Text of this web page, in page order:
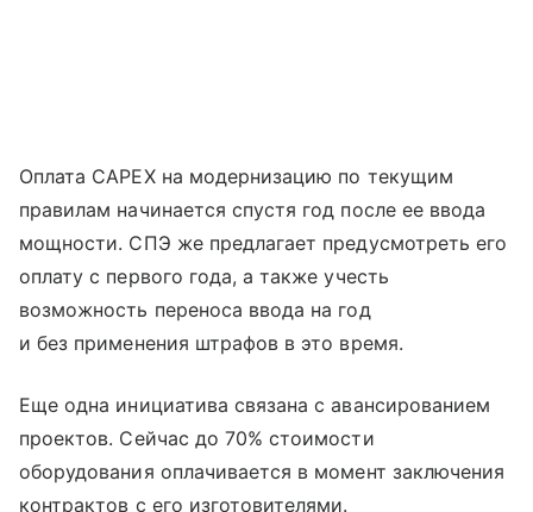
Оплата CAPEX на модернизацию по текущим
правилам начинается спустя год после ее ввода
мощности. СПЭ же предлагает предусмотреть его
оплату с первого года, а также учесть
возможность переноса ввода на год
и без применения штрафов в это время.
Еще одна инициатива связана с авансированием
проектов. Сейчас до 70% стоимости
оборудования оплачивается в момент заключения
контрактов с его изготовителями.